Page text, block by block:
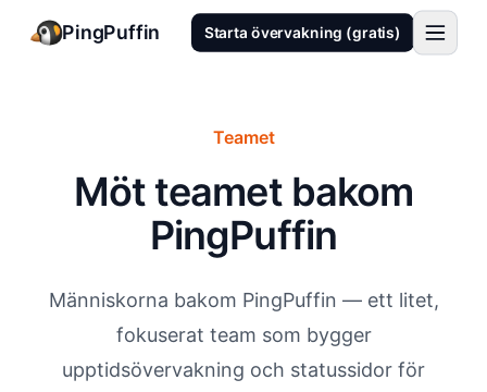
PingPuffin Starta övervakning (gratis)
Teamet
Möt teamet bakom
PingPuffin
Människorna bakom PingPuffin — ett litet,
fokuserat team som bygger
upptidsövervakning och statussidor för